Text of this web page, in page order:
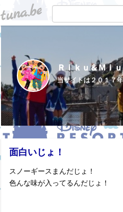
tuna.be
Ｒｉｋｕ＆Ｍｉｕ
面白いじょ！
スノーギースまんだじょ！
色んな味が入ってるんだじょ！